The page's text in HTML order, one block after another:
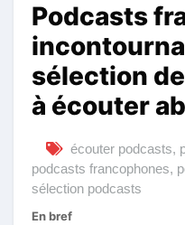
Podcasts
sélection
à écouter
écouter podcasts,
podcasts francophones,
sélection podcasts
En bref